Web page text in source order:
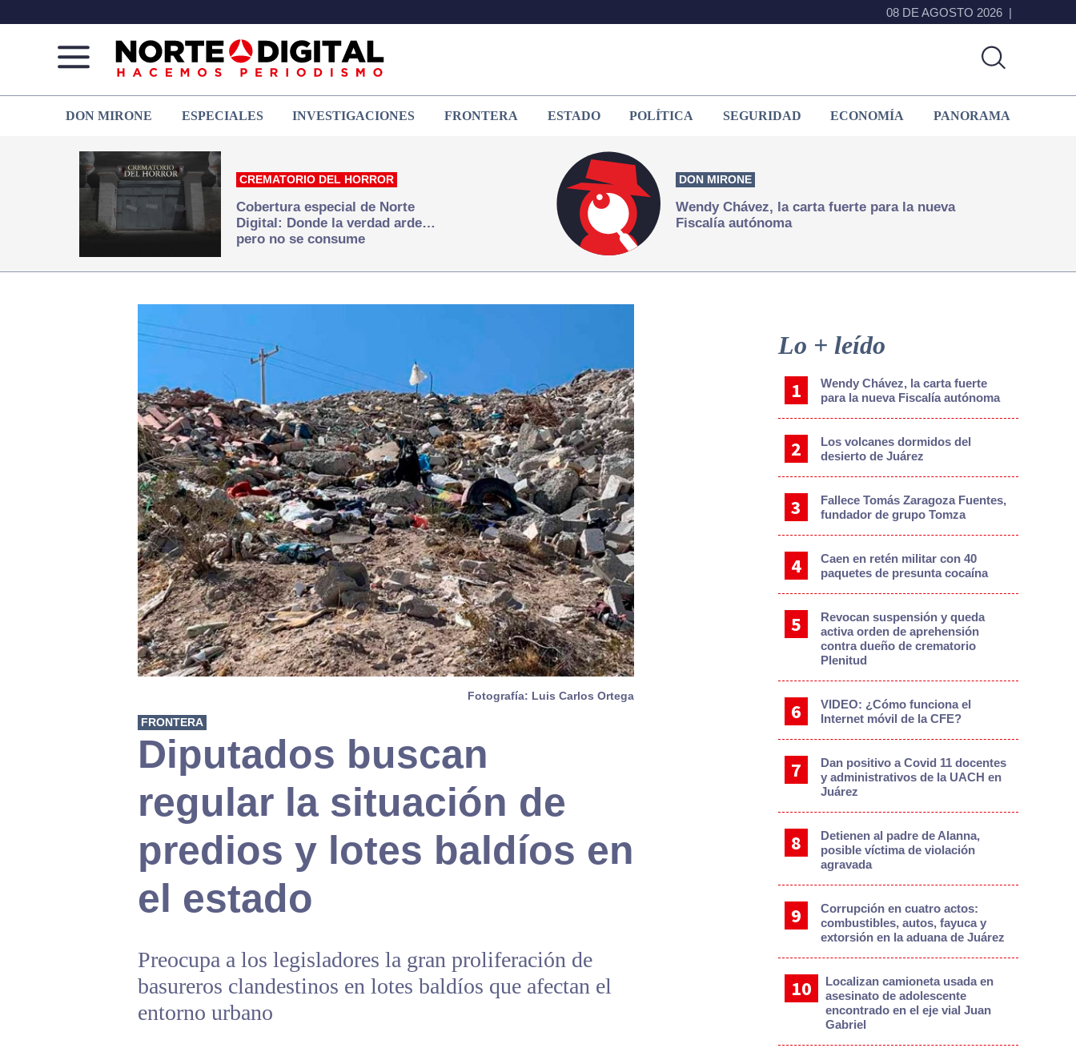
08 DE AGOSTO 2026
de
Juárez
que
hacemos periodismo
DON MIRONE ESPECIALES INVESTIGACIONES FRONTERA ESTADO POLÍTICA SEGURIDAD ECONOMÍA PANORAMA
CREMATORIO DEL HORROR
Cobertura especial de Norte
Digital: Donde la verdad arde…
pero no se consume
DON MIRONE
Wendy Chávez, la carta fuerte para la nueva
Fiscalía autónoma
Fotografía: Luis Carlos Ortega
FRONTERA
Diputados buscan
regular la situación de
predios y lotes baldíos en
el estado
Preocupa a los legisladores la gran proliferación de
basureros clandestinos en lotes baldíos que afectan el
entorno urbano
Sidebar
Lo + leído
Wendy Chávez, la carta fuerte
para la nueva Fiscalía autónoma
Los volcanes dormidos del
desierto de Juárez
Fallece Tomás Zaragoza Fuentes,
fundador de grupo Tomza
Caen en retén militar con 40
paquetes de presunta cocaína
Revocan suspensión y queda
activa orden de aprehensión
contra dueño de crematorio
Plenitud
VIDEO: ¿Cómo funciona el
Internet móvil de la CFE?
Dan positivo a Covid 11 docentes
y administrativos de la UACH en
Juárez
Detienen al padre de Alanna,
posible víctima de violación
agravada
Corrupción en cuatro actos:
combustibles, autos, fayuca y
extorsión en la aduana de Juárez
Localizan camioneta usada en
asesinato de adolescente
encontrado en el eje vial Juan
Gabriel